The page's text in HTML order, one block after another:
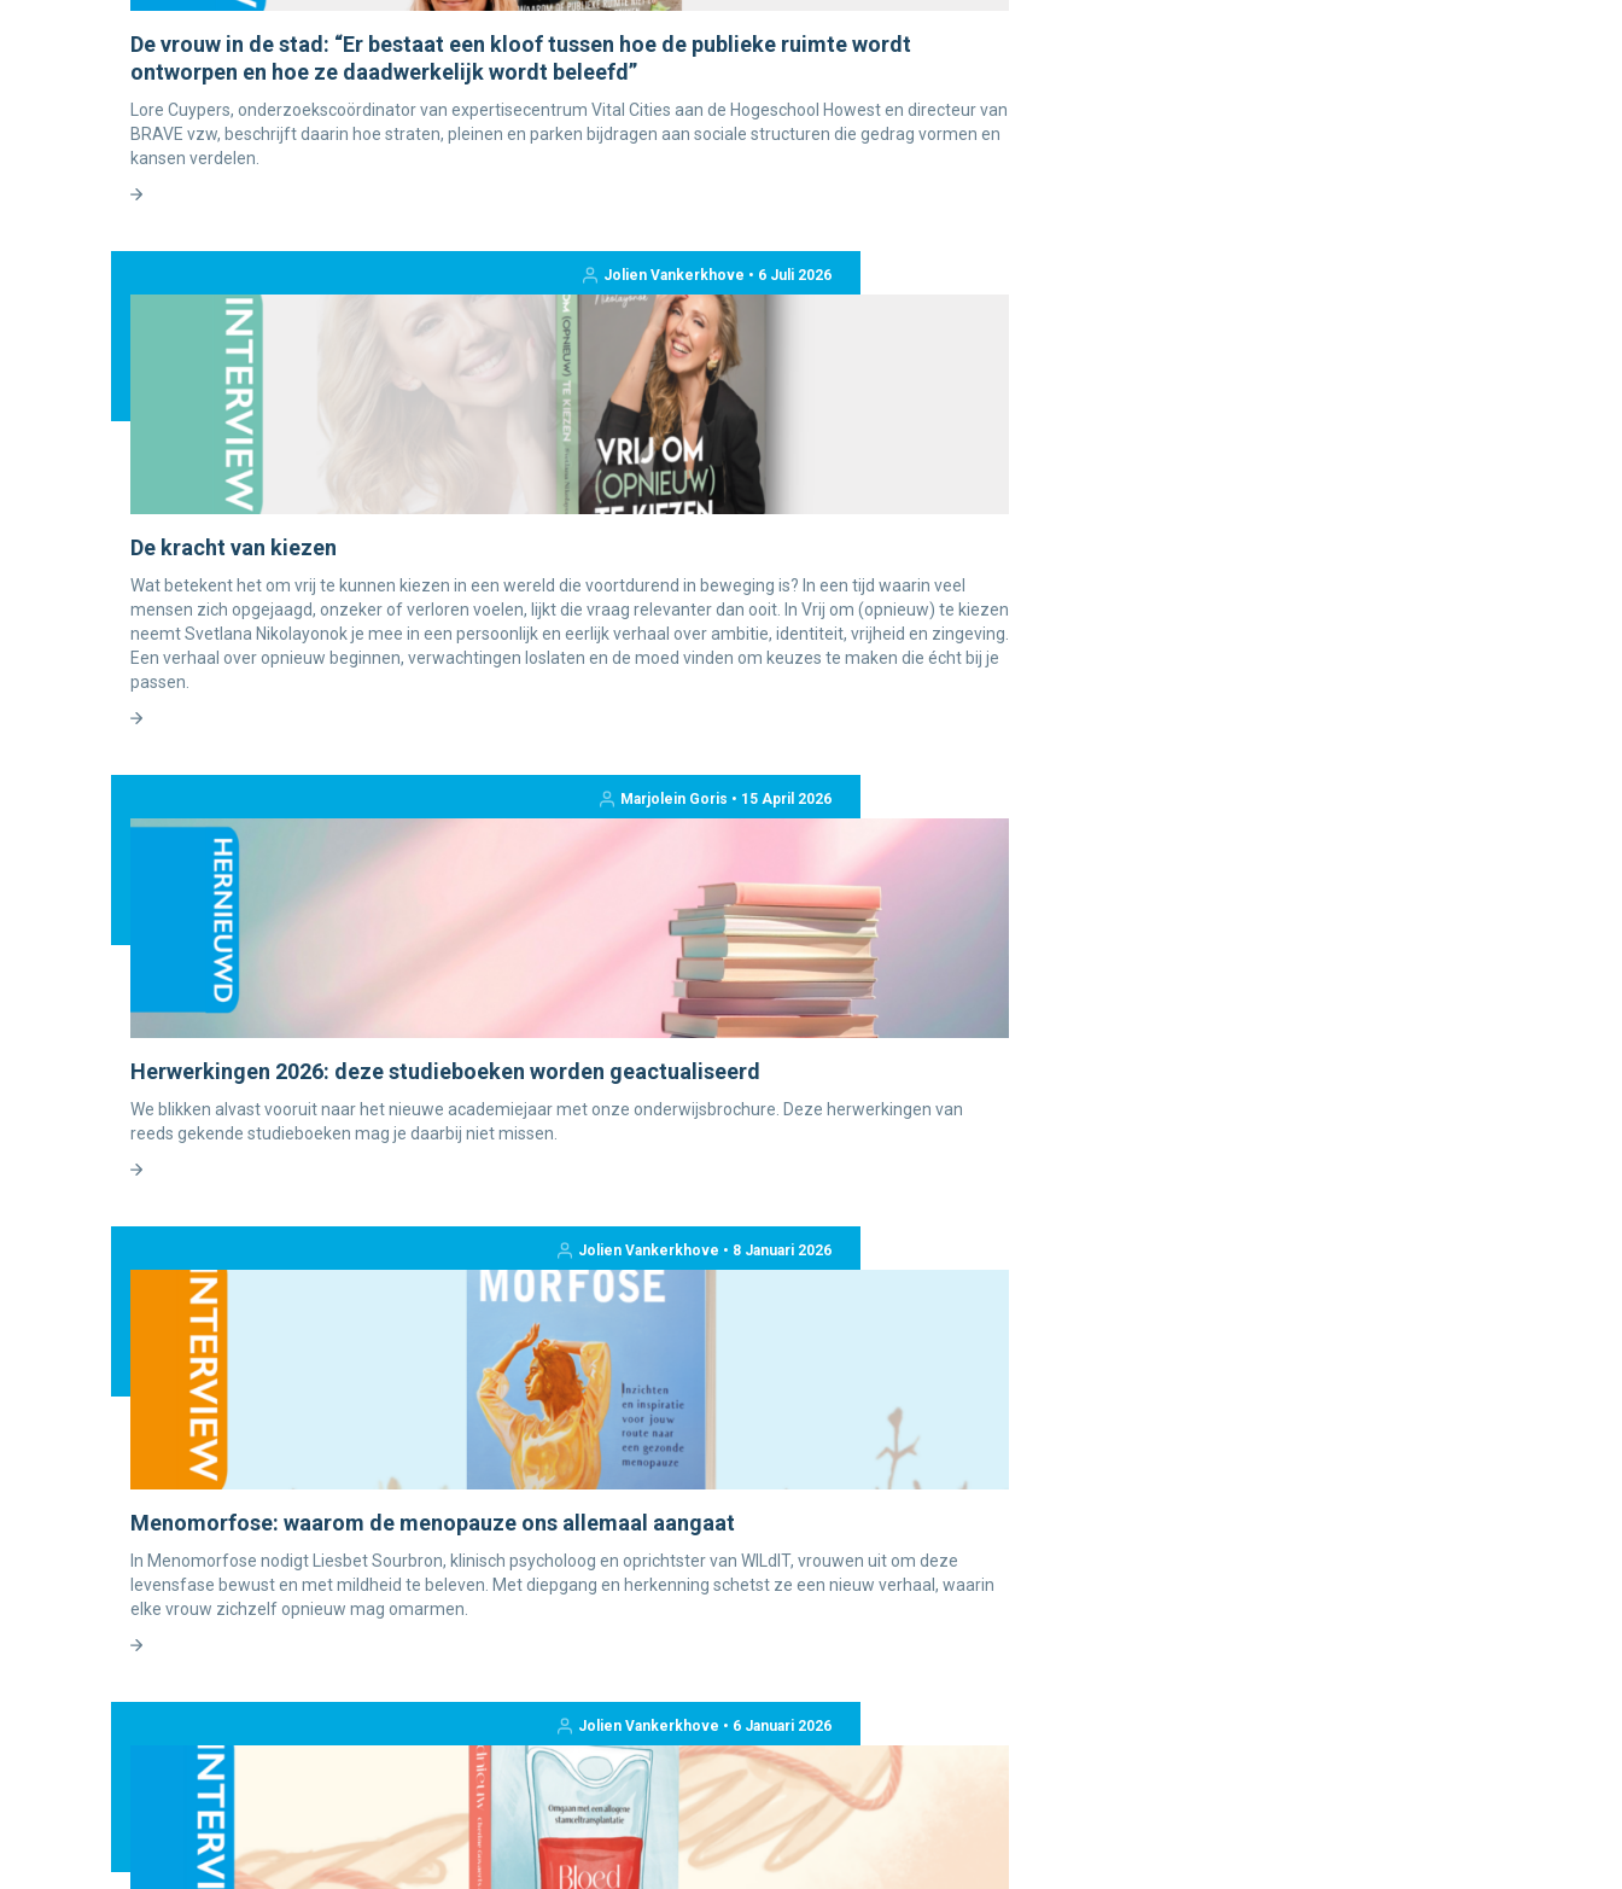
De vrouw in de stad: “Er bestaat een kloof tussen hoe de publieke ruimte wordt
ontworpen en hoe ze daadwerkelijk wordt beleefd”
Lore Cuypers, onderzoekscoördinator van expertisecentrum Vital Cities aan de Hogeschool Howest en directeur van
BRAVE vzw, beschrijft daarin hoe straten, pleinen en parken bijdragen aan sociale structuren die gedrag vormen en
kansen verdelen.
Jolien Vankerkhove • 6 Juli 2026
De kracht van kiezen
Wat betekent het om vrij te kunnen kiezen in een wereld die voortdurend in beweging is? In een tijd waarin veel
mensen zich opgejaagd, onzeker of verloren voelen, lijkt die vraag relevanter dan ooit. In Vrij om (opnieuw) te kiezen
neemt Svetlana Nikolayonok je mee in een persoonlijk en eerlijk verhaal over ambitie, identiteit, vrijheid en zingeving.
Een verhaal over opnieuw beginnen, verwachtingen loslaten en de moed vinden om keuzes te maken die écht bij je
passen.
Marjolein Goris • 15 April 2026
Herwerkingen 2026: deze studieboeken worden geactualiseerd
We blikken alvast vooruit naar het nieuwe academiejaar met onze onderwijsbrochure. Deze herwerkingen van
reeds gekende studieboeken mag je daarbij niet missen.
Jolien Vankerkhove • 8 Januari 2026
Menomorfose: waarom de menopauze ons allemaal aangaat
In Menomorfose nodigt Liesbet Sourbron, klinisch psycholoog en oprichtster van WILdIT, vrouwen uit om deze
levensfase bewust en met mildheid te beleven. Met diepgang en herkenning schetst ze een nieuw verhaal, waarin
elke vrouw zichzelf opnieuw mag omarmen.
Jolien Vankerkhove • 6 Januari 2026